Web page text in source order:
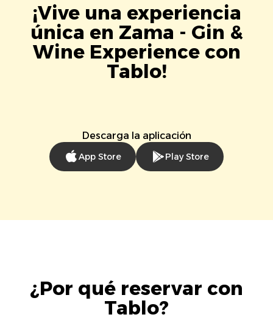
¡Vive una experiencia
única en Zama - Gin &
Wine Experience con
Tablo!
Descarga la aplicación
App Store Play Store
¿Por qué reservar con
Tablo?